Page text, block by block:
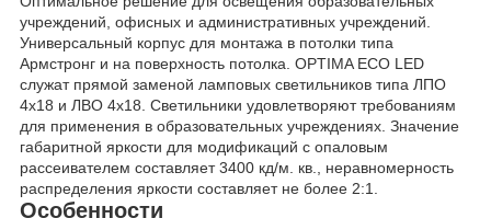
учреждений, офисных и административных учреждений.
Универсальный корпус для монтажа в потолки типа
Армстронг и на поверхность потолка. OPTIMA ECO LED
служат прямой заменой ламповых светильников типа ЛПО
4x18 и ЛВО 4x18. Светильники удовлетворяют требованиям
для применения в образовательных учреждениях. Значение
габаритной яркости для модификаций с опаловым
рассеивателем составляет 3400 кд/м. кв., неравномерность
распределения яркости составляет не более 2:1.
Особенности